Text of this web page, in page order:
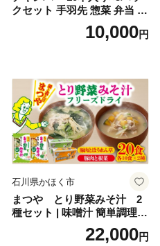
クセット 手羽先 惣菜 弁当 お
かず お酒 おつまみ ギフト キ
ャンプ アウトドア キャンプ
10,000円
石川県かほく市
まつや とり野菜みそ汁 2
種セット | 味噌汁 簡単調理
お味噌 おみそ みそ とり野菜
時短料理 時短ごはん ご当地
22,000円